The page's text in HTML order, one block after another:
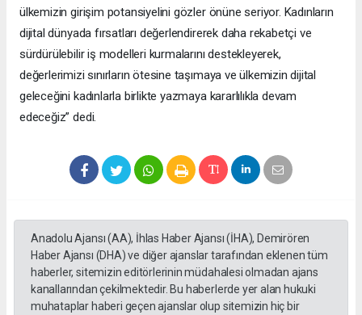
ülkemizin girişim potansiyelini gözler önüne seriyor. Kadınların
dijital dünyada fırsatları değerlendirerek daha rekabetçi ve
sürdürülebilir iş modelleri kurmalarını destekleyerek,
değerlerimizi sınırların ötesine taşımaya ve ülkemizin dijital
geleceğini kadınlarla birlikte yazmaya kararlılıkla devam
edeceğiz” dedi.
Anadolu Ajansı (AA), İhlas Haber Ajansı (İHA), Demirören
Haber Ajansı (DHA) ve diğer ajanslar tarafından eklenen tüm
haberler, sitemizin editörlerinin müdahalesi olmadan ajans
kanallarından çekilmektedir. Bu haberlerde yer alan hukuki
muhataplar haberi geçen ajanslar olup sitemizin hiç bir